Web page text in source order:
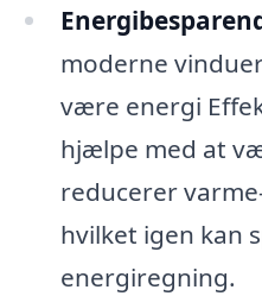
moderne
være energi
hjælpe med at
reducerer
hvilket igen kan
energiregning.